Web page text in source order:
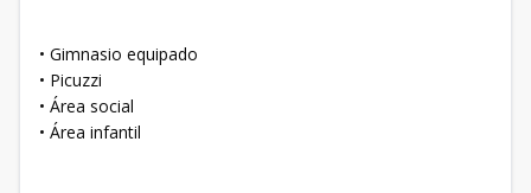
• Gimnasio equipado
• Picuzzi
• Área social
• Área infantil